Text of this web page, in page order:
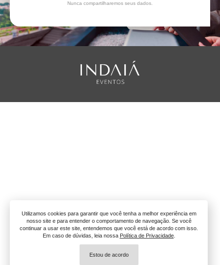
Nunca compartilharemos seus dados.
Utilizamos cookies para garantir que você tenha a melhor experiência em
nosso site e para entender o comportamento de navegação. Se você
continuar a usar este site, entendemos que você está de acordo com isso.
Em caso de dúvidas, leia nossa Política de Privacidade.
Estou de acordo